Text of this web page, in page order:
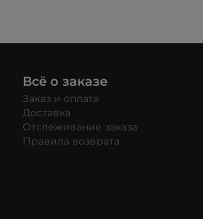
Всё о заказе
Заказ и оплата
Доставка
Отслеживание заказа
Правила возврата